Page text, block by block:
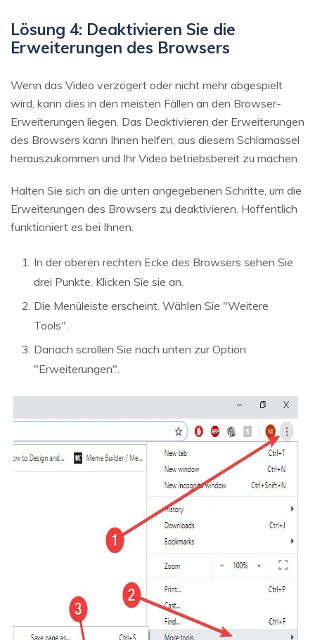
Lösung 4: Deaktivieren Sie die
Erweiterungen des Browsers
Wenn das Video verzögert oder nicht mehr abgespielt
wird, kann dies in den meisten Fällen an den Browser-
Erweiterungen liegen. Das Deaktivieren der Erweiterungen
des Browsers kann Ihnen helfen, aus diesem Schlamassel
herauszukommen und Ihr Video betriebsbereit zu machen.
Halten Sie sich an die unten angegebenen Schritte, um die
Erweiterungen des Browsers zu deaktivieren. Hoffentlich
funktioniert es bei Ihnen.
In der oberen rechten Ecke des Browsers sehen Sie
drei Punkte. Klicken Sie sie an.
Die Menüleiste erscheint. Wählen Sie "Weitere
Tools".
Danach scrollen Sie nach unten zur Option
"Erweiterungen".